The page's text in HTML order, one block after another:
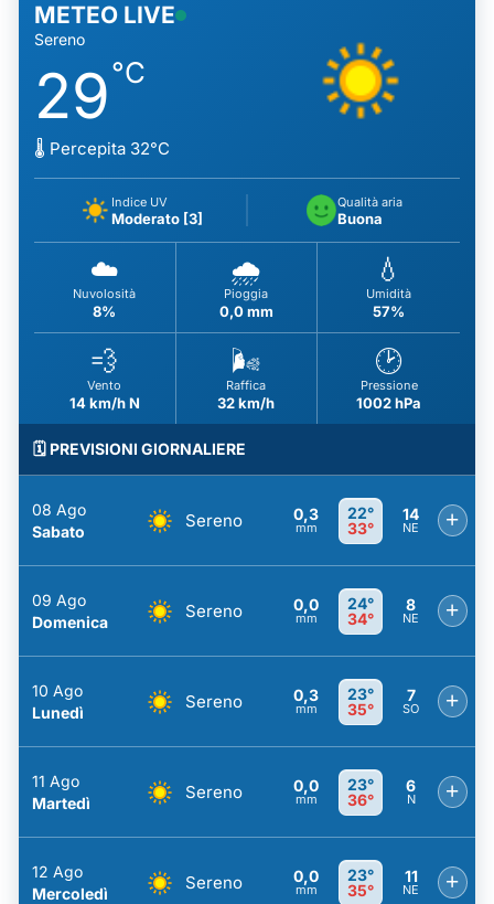
METEO LIVE
Sereno
29°C
🌡️ Percepita 32°C
Indice UV
Moderato [3]
Qualità aria
Buona
☁️
Nuvolosità
8%
🌧️
Pioggia
0,0 mm
💧
Umidità
57%
💨
Vento
14 km/h N
🌬️
Raffica
32 km/h
🕑
Pressione
1002 hPa
🗓️ PREVISIONI GIORNALIERE
08 Ago
Sabato
Sereno 0,3
mm
22°
33°
14
NE +
09 Ago
Domenica
Sereno 0,0
mm
24°
34°
8
NE +
10 Ago
Lunedì
Sereno 0,3
mm
23°
35°
7
SO +
11 Ago
Martedì
Sereno 0,0
mm
23°
36°
6
N +
12 Ago
Mercoledì
Sereno 0,0
mm
23°
35°
11
NE +